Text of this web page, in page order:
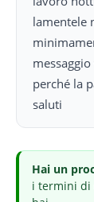
lamentele
perché la
saluti
Hai un
i termini di